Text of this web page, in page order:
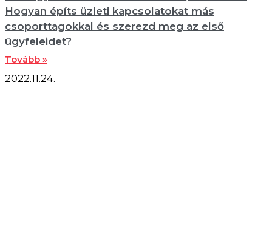
Hogyan építs üzleti kapcsolatokat más
csoporttagokkal és szerezd meg az első
ügyfeleidet?
Tovább »
2022.11.24.